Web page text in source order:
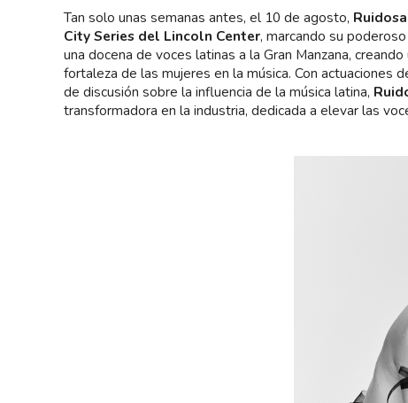
Tan solo unas semanas antes, el 10 de agosto,
City Series del Lincoln Center, marcando su
una docena de voces latinas a la Gran Manzana,
fortaleza de las mujeres en la música. Con actuaciones
de discusión sobre la influencia de la música latina,
transformadora en la industria, dedicada a elevar las